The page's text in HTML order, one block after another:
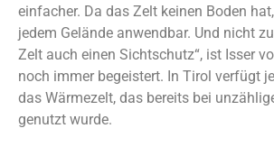
einfacher. Da das Zelt keinen Boden
jedem Gelände anwendbar. Und nicht
Zelt auch einen Sichtschutz“, ist Isser
noch immer begeistert. In Tirol verfügt
das Wärmezelt, das bereits bei
genutzt wurde.